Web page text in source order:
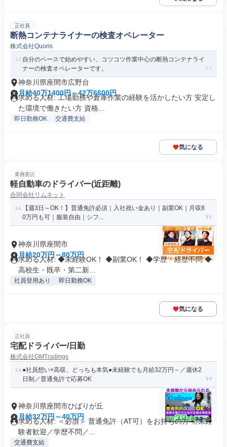
正社員
断熱コンテナライナーの検査オペレーター
株式会社Quoris
自分のペースで始めやすい、コツコツ作業中心の断熱コンテナライ
ナーの検査オペレーターです。
神奈川県座間市広野台
月給40万1400円～42万6600円
求める人材: 工場勤務や倉庫作業の経験を活かしたい方 安定し
た環境で働きたい方 資格...
即日勤務OK 交通費支給
気になる
業務委託
軽自動車のドライバー(近距離)
合同会社リムネット
【週3日～OK！】普通免許必須｜入社祝い金あり｜副業OK｜月収8
0万円も可｜服装自由｜シフ...
神奈川県座間市
月給20万円～80万円
求める人材: ◆未経験OK！ ◆副業OK！ ◆学歴・経歴不問 ◆
高校生・既卒・第二新...
社員登用あり 即日勤務OK
気になる
正社員
宅配ドライバー/日勤
株式会社GMTradings
●社員想い×高収、どっちも本気●未経験でも月給32万円～／週休2
日制／普通免許で応募OK
神奈川県座間市ひばりが丘
月給32万円～40万円
求める人材: ＜必須＞ 普通免許（AT可）をお持ちの方 ◎未経
験者歓迎／学歴不問／...
交通費支給